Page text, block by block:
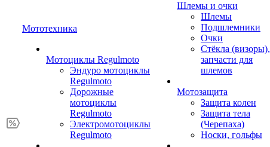
Мототехника
Мотоциклы Regulmoto
Эндуро мотоциклы
Regulmoto
Дорожные
мотоциклы
Regulmoto
Электромотоциклы
Regulmoto
Шлемы и очки
Шлемы
Подшлемники
Очки
Стёкла (визоры),
запчасти для
шлемов
Мотозащита
Защита колен
Защита тела
(Черепаха)
Носки, гольфы